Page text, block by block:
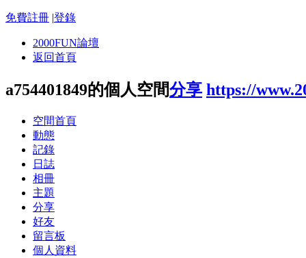
免費註冊 |登錄
2000FUN論壇
返回首頁
a754401849的個人空間分享 https://
空間首頁
動態
記錄
日誌
相冊
主題
分享
好友
留言板
個人資料